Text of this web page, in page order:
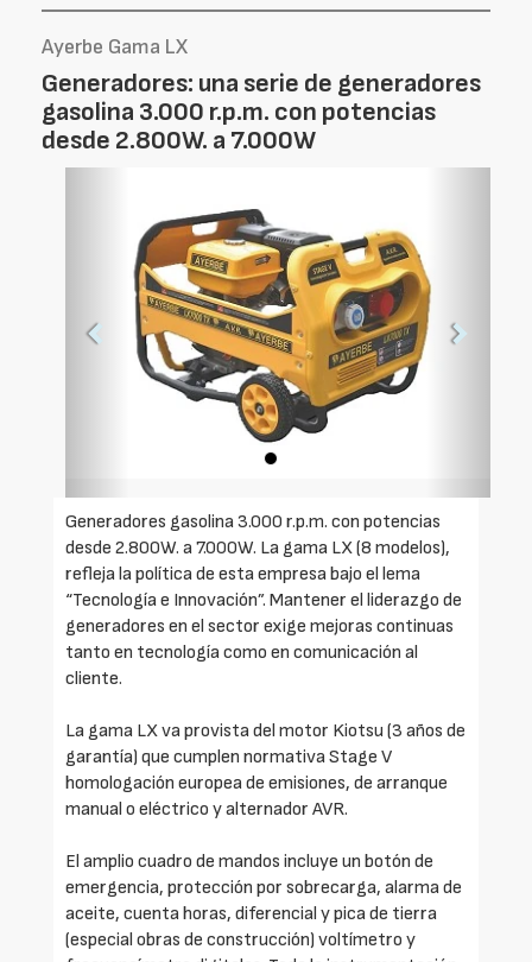
Ayerbe Gama LX
Generadores: una serie de generadores
gasolina 3.000 r.p.m. con potencias
desde 2.800W. a 7.000W
Anterior
Generadores gasolina 3.000 r.p.m. con potencias
desde 2.800W. a 7.000W. La gama LX (8 modelos),
refleja la política de esta empresa bajo el lema
“Tecnología e Innovación”. Mantener el liderazgo de
generadores en el sector exige mejoras continuas
tanto en tecnología como en comunicación al
cliente.
La gama LX va provista del motor Kiotsu (3 años de
garantía) que cumplen normativa Stage V
homologación europea de emisiones, de arranque
manual o eléctrico y alternador AVR.
El amplio cuadro de mandos incluye un botón de
emergencia, protección por sobrecarga, alarma de
aceite, cuenta horas, diferencial y pica de tierra
(especial obras de construcción) voltímetro y